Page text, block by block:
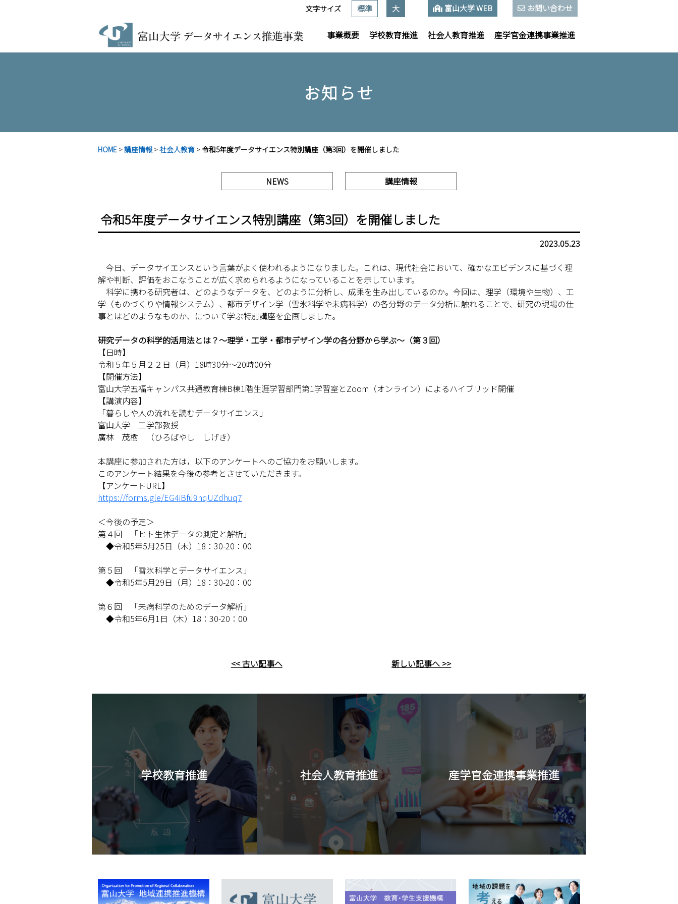
文字サイズ 標準 大 富山大学 WEB お問い合わせ
事業概要 学校教育推進 社会人教育推進 産学官金連携事業推進
お知らせ
HOME >講座情報 >社会人教育 >令和5年度データサイエンス特別講座（第3回）を開催しました
NEWS 講座情報
令和5年度データサイエンス特別講座（第3回）を開催しました
2023.05.23
今日、データサイエンスという言葉がよく使われるようになりました。これは、現代社会において、確かなエビデンスに基づく理
解や判断、評価をおこなうことが広く求められるようになっていることを示しています。
科学に携わる研究者は、どのようなデータを、どのように分析し、成果を生み出しているのか。今回は、理学（環境や生物）、工
学（ものづくりや情報システム）、都市デザイン学（雪氷科学や未病科学）の各分野のデータ分析に触れることで、研究の現場の仕
事とはどのようなものか、について学ぶ特別講座を企画しました。
研究データの科学的活用法とは？～理学・工学・都市デザイン学の各分野から学ぶ～（第３回）
【日時】
令和５年５月２２日（月）18時30分～20時00分
【開催方法】
富山大学五福キャンパス共通教育棟B棟1階生涯学習部門第1学習室とZoom（オンライン）によるハイブリッド開催
【講演内容】
「暮らしや人の流れを読むデータサイエンス」
富山大学 工学部教授
廣林 茂樹 （ひろばやし しげき）
本講座に参加された方は，以下のアンケートへのご協力をお願いします。
このアンケート結果を今後の参考とさせていただきます。
【アンケートURL】
https://forms.gle/EG4iBfu9nqUZdhuq7
＜今後の予定＞
第４回 「ヒト生体データの測定と解析」
◆令和5年5月25日（木）18：30-20：00
第５回 「雪氷科学とデータサイエンス」
◆令和5年5月29日（月）18：30-20：00
第６回 「未病科学のためのデータ解析」
◆令和5年6月1日（木）18：30-20：00
<< 古い記事へ 新しい記事へ >>
学校教育推進 社会人教育推進 産学官金連携事業推進